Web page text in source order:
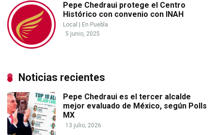
Pepe Chedraui protege el Centro
Histórico con convenio con INAH
Local
En Puebla
5 junio, 2025
Noticias recientes
Pepe Chedraui es el tercer alcalde
mejor evaluado de México, según Polls
MX
13 julio, 2026